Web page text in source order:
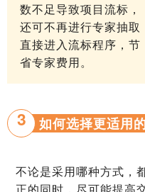
数不足导致项目流标，
还可不再进行专家抽取
直接进入流标程序，节
省专家费用。
3 如何选择更适用
不论是采用哪种方式，